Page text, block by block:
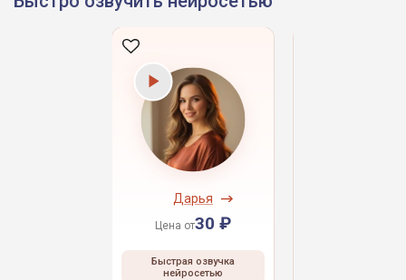
Дарья
Цена от30 ₽
Быстрая озвучка
нейросетью